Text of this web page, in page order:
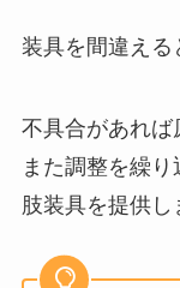
装具を間違える
不具合があれば
また調整を繰
肢装具を提供し